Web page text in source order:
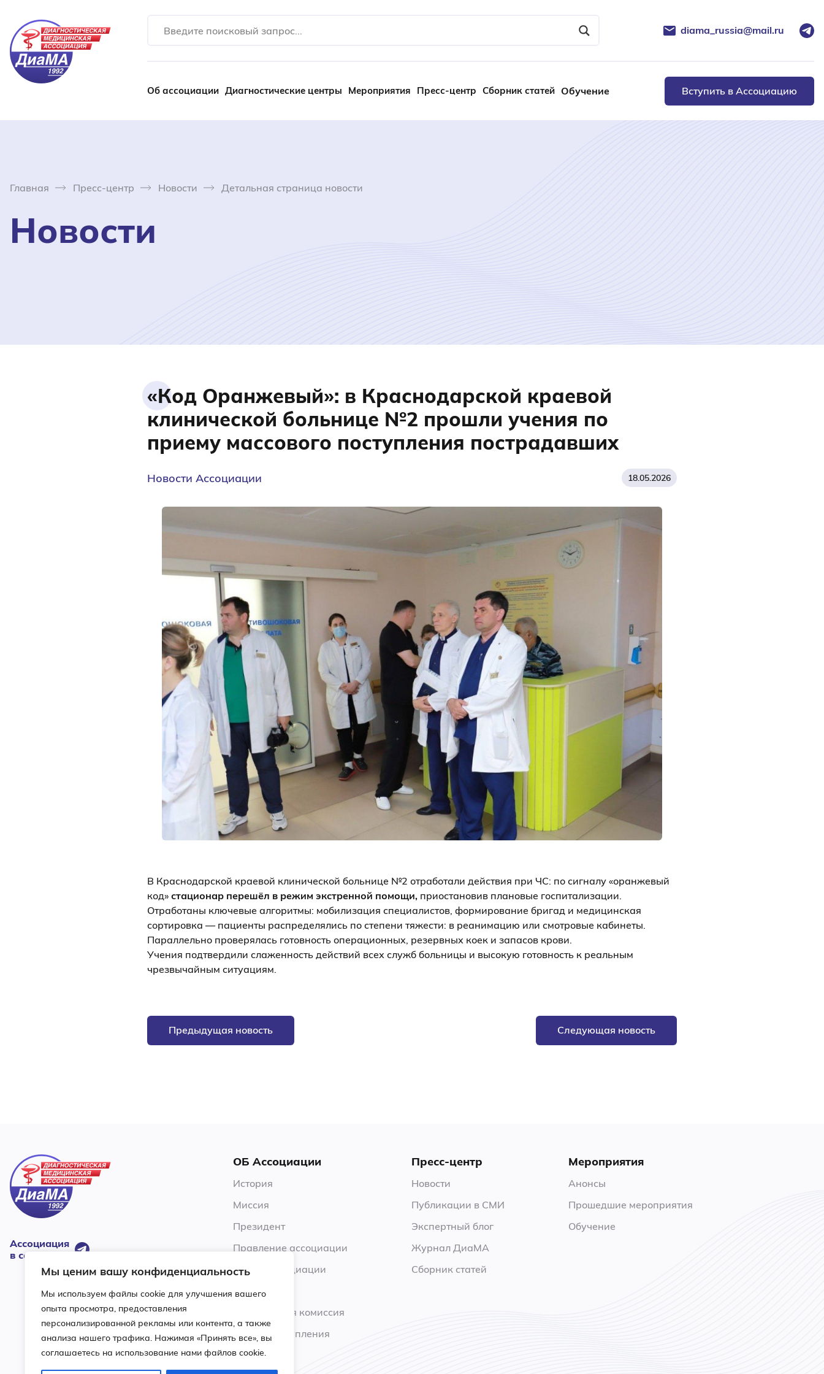
Мы ценим вашу конфиденциальность
Мы используем файлы cookie для улучшения вашего
опыта просмотра, предоставления
персонализированной рекламы или контента, а также
анализа нашего трафика. Нажимая «Принять все», вы
соглашаетесь на использование нами файлов cookie.
diama_russia@mail.ru
Об ассоциации Диагностические центры Мероприятия Пресс-центр Сборник статей Обучение Вступить в Ассоциацию
Главная Пресс-центр Новости Детальная страница новости
Новости
«Код Оранжевый»: в Краснодарской краевой
клинической больнице №2 прошли учения по
приему массового поступления пострадавших
Новости Ассоциации 18.05.2026
В Краснодарской краевой клинической больнице №2 отработали действия при ЧС: по сигналу «оранжевый
код» стационар перешёл в режим экстренной помощи, приостановив плановые госпитализации.
Отработаны ключевые алгоритмы: мобилизация специалистов, формирование бригад и медицинская
сортировка — пациенты распределялись по степени тяжести: в реанимацию или смотровые кабинеты.
Параллельно проверялась готовность операционных, резервных коек и запасов крови.
Учения подтвердили слаженность действий всех служб больницы и высокую готовность к реальным
чрезвычайным ситуациям.
Предыдущая новость Следующая новость
Ассоциация
в соцсетях:
ОБ Ассоциации
История
Миссия
Президент
Правление ассоциации
Члены Ассоциации
Устав
Ревизионная комиссия
Условия вступления
Контакты
Пресс-центр
Новости
Публикации в СМИ
Экспертный блог
Журнал ДиаМА
Сборник статей
Мероприятия
Анонсы
Прошедшие мероприятия
Обучение